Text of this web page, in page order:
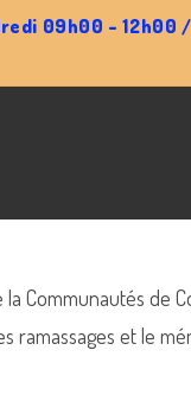
09h00 - 12h00
Communautés de
ramassages et le